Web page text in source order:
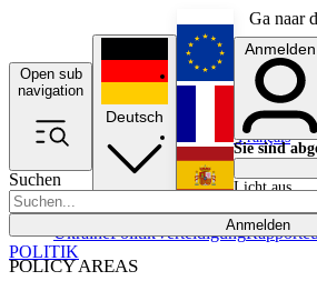
Ga naar
Open sub
navigation
Suchen
Anmelden
POLICY AREAS
UkrainePolitikVerteidigung
Deutsch
English
Français
Anmelden
Sie sind
Licht aus
POLITIK